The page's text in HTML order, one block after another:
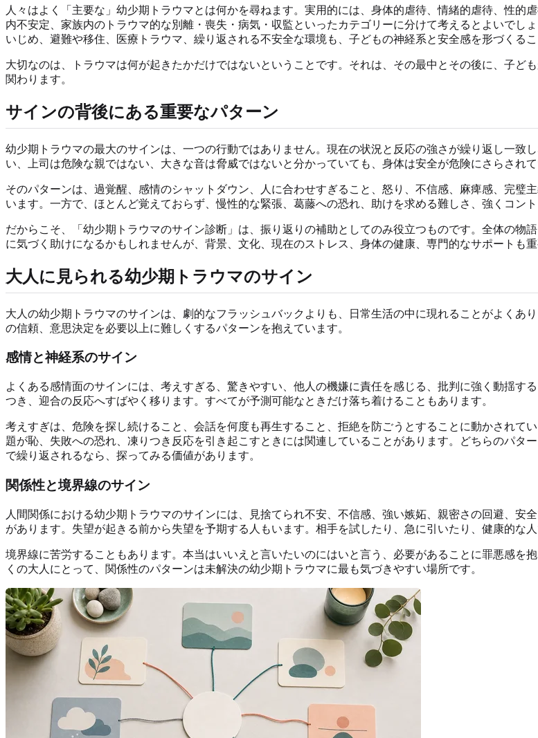
人々はよく「主要な」幼少期トラウマとは何かを尋ねます。実用的には、身体的虐待、情緒的虐待、性
内不安定、家族内のトラウマ的な別離・喪失・病気・収監といったカテゴリーに分けて考えるとよいでし
いじめ、避難や移住、医療トラウマ、繰り返される不安全な環境も、子どもの神経系と安全感を形づくるこ
大切なのは、トラウマは何が起きたかだけではないということです。それは、その最中とその後に、子ど
関わります。
サインの背後にある重要なパターン
幼少期トラウマの最大のサインは、一つの行動ではありません。現在の状況と反応の強さが繰り返し一致
い、上司は危険な親ではない、大きな音は脅威ではないと分かっていても、身体は安全が危険にさらされ
そのパターンは、過覚醒、感情のシャットダウン、人に合わせすぎること、怒り、不信感、麻痺感、完璧
います。一方で、ほとんど覚えておらず、慢性的な緊張、葛藤への恐れ、助けを求める難しさ、強くコン
だからこそ、「幼少期トラウマのサイン診断」は、振り返りの補助としてのみ役立つものです。全体の物
に気づく助けになるかもしれませんが、背景、文化、現在のストレス、身体の健康、専門的なサポートも重
大人に見られる幼少期トラウマのサイン
大人の幼少期トラウマのサインは、劇的なフラッシュバックよりも、日常生活の中に現れることがよく
の信頼、意思決定を必要以上に難しくするパターンを抱えています。
感情と神経系のサイン
よくある感情面のサインには、考えすぎる、驚きやすい、他人の機嫌に責任を感じる、批判に強く動揺す
つき、迎合の反応へすばやく移ります。すべてが予測可能なときだけ落ち着けることもあります。
考えすぎは、危険を探し続けること、会話を何度も再生すること、拒絶を防ごうとすることに動かされて
題が恥、失敗への恐れ、凍りつき反応を引き起こすときには関連していることがあります。どちらのパ
で繰り返されるなら、探ってみる価値があります。
関係性と境界線のサイン
人間関係における幼少期トラウマのサインには、見捨てられ不安、不信感、強い嫉妬、親密さの回避、
があります。失望が起きる前から失望を予期する人もいます。相手を試したり、急に引いたり、健康的な
境界線に苦労することもあります。本当はいいえと言いたいのにはいと言う、必要があることに罪悪感を
くの大人にとって、関係性のパターンは未解決の幼少期トラウマに最も気づきやすい場所です。